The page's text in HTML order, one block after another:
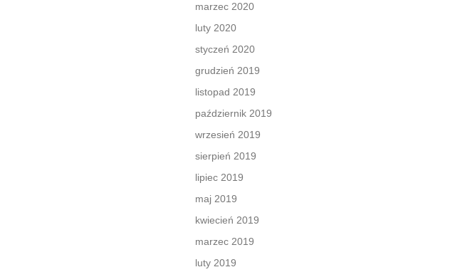
marzec 2020
luty 2020
styczeń 2020
grudzień 2019
listopad 2019
październik 2019
wrzesień 2019
sierpień 2019
lipiec 2019
maj 2019
kwiecień 2019
marzec 2019
luty 2019